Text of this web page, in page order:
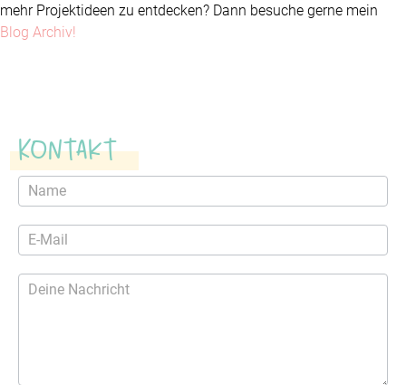
mehr Projektideen zu entdecken? Dann besuche gerne mein
Blog Archiv!
Kontakt
Kontaktformular